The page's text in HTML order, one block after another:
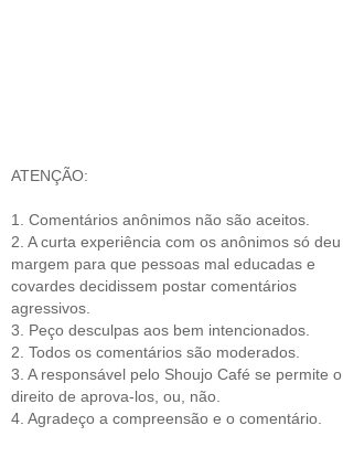
ATENÇÃO:
1. Comentários anônimos não são aceitos.
2. A curta experiência com os anônimos só deu
margem para que pessoas mal educadas e
covardes decidissem postar comentários
agressivos.
3. Peço desculpas aos bem intencionados.
2. Todos os comentários são moderados.
3. A responsável pelo Shoujo Café se permite o
direito de aprova-los, ou, não.
4. Agradeço a compreensão e o comentário.